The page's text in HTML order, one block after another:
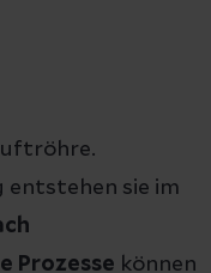
entstehen sie im
Prozesse können